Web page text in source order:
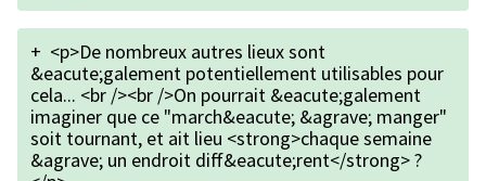
+ <p>De nombreux autres lieux sont
&eacute;galement potentiellement utilisables pour
cela... <br /><br />On pourrait &eacute;galement
imaginer que ce "march&eacute; &agrave; manger"
soit tournant, et ait lieu <strong>chaque semaine
&agrave; un endroit diff&eacute;rent</strong> ?